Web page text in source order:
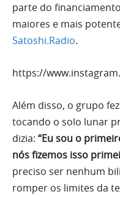
parte do
maiores e mais
Satoshi.Radio.
https://
Além disso, o grupo
tocando o solo lunar
dizia: “Eu sou o
nós fizemos isso
preciso ser nenhum
romper os limites da